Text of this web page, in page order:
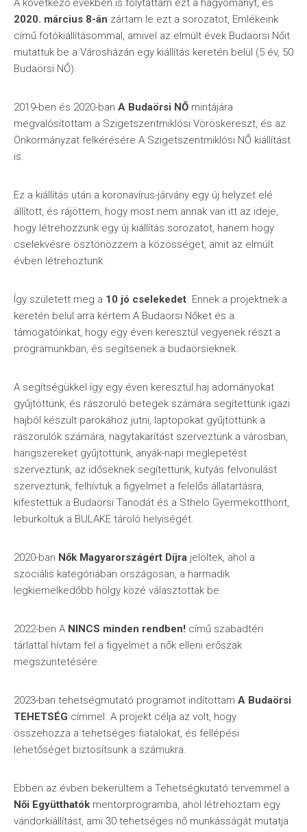
A következő években is folytattam ezt a hagyományt, és
2020. március 8-án zártam le ezt a sorozatot, Emlékeink
című fotókiállításommal, amivel az elmúlt évek Budaörsi Nőit
mutattuk be a Városházán egy kiállítás keretén belül (5 év, 50
Budaörsi NŐ).
2019-ben és 2020-ban A Budaörsi NŐ mintájára
megvalósítottam a Szigetszentmiklósi Vöröskereszt, és az
Önkormányzat felkérésére A Szigetszentmiklósi NŐ kiállítást
is.
Ez a kiállítás után a koronavírus-járvány egy új helyzet elé
állított, és rájöttem, hogy most nem annak van itt az ideje,
hogy létrehozzunk egy új kiállítás sorozatot, hanem hogy
cselekvésre ösztönözzem a közösséget, amit az elmúlt
évben létrehoztunk.
Így született meg a 10 jó cselekedet. Ennek a projektnek a
keretén belül arra kértem A Budaörsi Nőket és a
támogatóinkat, hogy egy éven keresztül vegyenek részt a
programunkban, és segítsenek a budaörsieknek.
A segítségükkel így egy éven keresztül haj adományokat
gyűjtöttünk, és rászoruló betegek számára segítettünk igazi
hajból készült parokához jutni, laptopokat gyűjtöttünk a
rászorulók számára, nagytakarítást szerveztünk a városban,
hangszereket gyűjtöttünk, anyák-napi meglepetést
szerveztünk, az időseknek segítettünk, kutyás felvonulást
szerveztünk, felhívtuk a figyelmet a felelős állatartásra,
kifestettük a Budaörsi Tanodát és a Sthelo Gyermekotthont,
leburkoltuk a BULAKE tároló helyiségét.
2020-ban Nők Magyarországért Díjra jelöltek, ahol a
szociális kategóriában országosan, a harmadik
legkiemelkedőbb hölgy közé választottak be.
2022-ben A NINCS minden rendben! című szabadtéri
tárlattal hívtam fel a figyelmet a nők elleni erőszak
megszüntetésére.
2023-ban tehetségmutató programot indítottam A Budaörsi
TEHETSÉG címmel. A projekt célja az volt, hogy
összehozza a tehetséges fiatalokat, és fellépési
lehetőséget biztosítsunk a számukra.
Ebben az évben bekerültem a Tehetségkutató tervemmel a
Női Együtthatók mentorprogramba, ahol létrehoztam egy
vándorkiállítást, ami 30 tehetséges nő munkásságát mutatja